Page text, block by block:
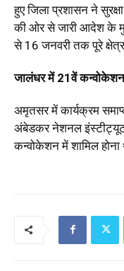
हुए जिला प्रशासन ने
की ओर से जारी आदेश के
से 16 जनवरी तक पूरे क्षेत्र
जालंधर में 21वें कन्वोकेशन
अमृतसर में कार्यक्रम
अंबेडकर नेशनल
कन्वोकेशन में शामिल होना